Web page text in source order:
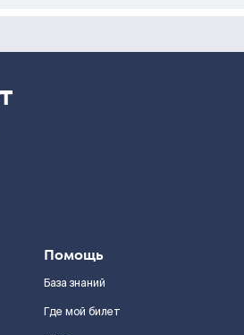
Помощь
База знаний
Где мой билет